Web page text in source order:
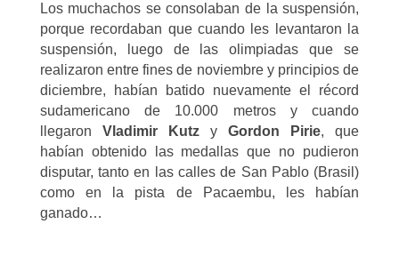
Los muchachos se consolaban de la suspensión,
porque recordaban que cuando les levantaron la
suspensión, luego de las olimpiadas que se
realizaron entre fines de noviembre y principios de
diciembre, habían batido nuevamente el récord
sudamericano de 10.000 metros y cuando
llegaron Vladimir KutzyGordon Pirie, que
habían obtenido las medallas que no pudieron
disputar, tanto en las calles de San Pablo (Brasil)
como en la pista de Pacaembu, les habían
ganado…